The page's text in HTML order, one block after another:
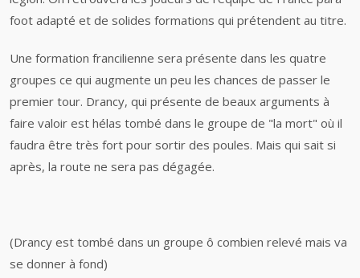
foot adapté et de solides formations qui prétendent au titre.
Une formation francilienne sera présente dans les quatre
groupes ce qui augmente un peu les chances de passer le
premier tour. Drancy, qui présente de beaux arguments à
faire valoir est hélas tombé dans le groupe de "la mort" où il
faudra être très fort pour sortir des poules. Mais qui sait si
après, la route ne sera pas dégagée.
(Drancy est tombé dans un groupe ô combien relevé mais va
se donner à fond)